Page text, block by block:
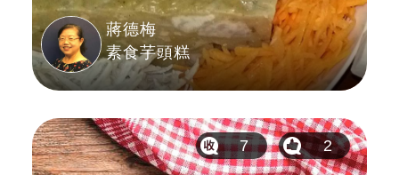
蔣德梅
素食芋頭糕
7 2